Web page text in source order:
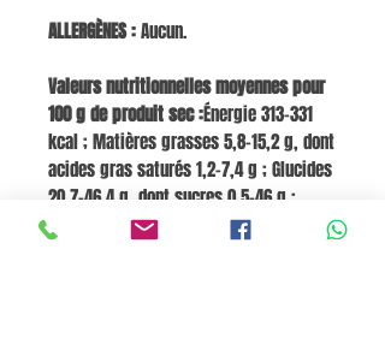
ALLERGÈNES :Aucun.
Valeurs nutritionnelles moyennes pour
100 g de produit sec :Énergie 313–331
kcal ; Matières grasses 5,8–15,2 g, dont
acides gras saturés 1,2–7,4 g ; Glucides
20,7–46,4 g, dont sucres 0,5–46 g ;
Fibres 14,1–22,0 g ; Protéines 3,3–4,9 g ;